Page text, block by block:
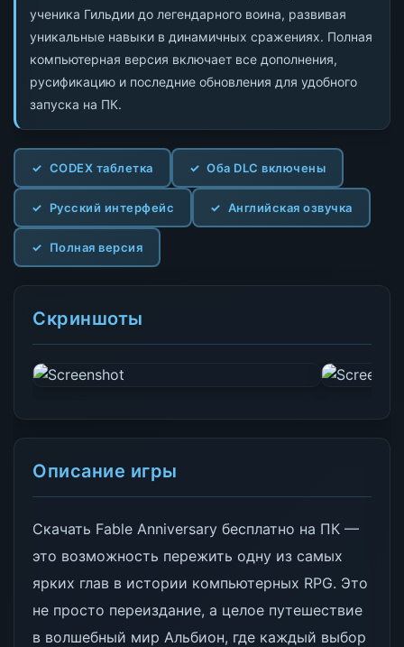
ученика Гильдии до легендарного воина, развивая
уникальные навыки в динамичных сражениях. Полная
компьютерная версия включает все дополнения,
русификацию и последние обновления для удобного
запуска на ПК.
CODEX таблетка Оба DLC включены
Русский интерфейс Английская озвучка
Полная версия
Скриншоты
Описание игры
Скачать Fable Anniversary бесплатно на ПК —
это возможность пережить одну из самых
ярких глав в истории компьютерных RPG. Это
не просто переиздание, а целое путешествие
в волшебный мир Альбион, где каждый выбор